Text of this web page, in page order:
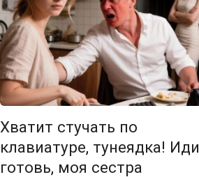
Хватит стучать по
клавиатуре, тунеядка! Иди
готовь, моя сестра